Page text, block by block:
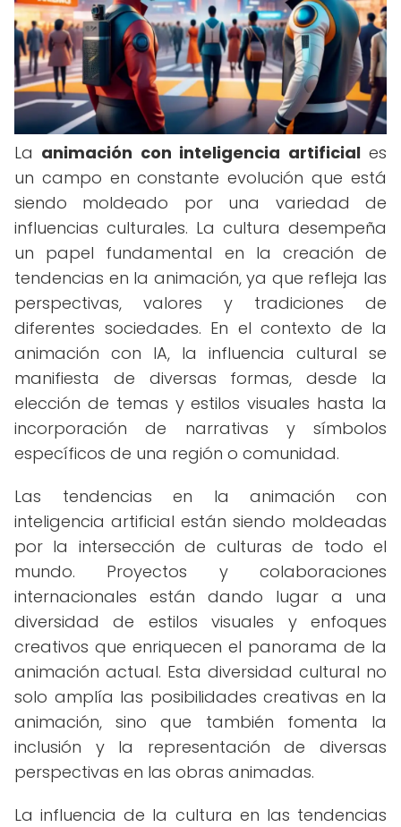
La animación con inteligencia artificiales
un campo en constante evolución que está
siendo moldeado por una variedad de
influencias culturales. La cultura desempeña
un papel fundamental en la creación de
tendencias en la animación, ya que refleja las
perspectivas, valores y tradiciones de
diferentes sociedades. En el contexto de la
animación con IA, la influencia cultural se
manifiesta de diversas formas, desde la
elección de temas y estilos visuales hasta la
incorporación de narrativas y símbolos
específicos de una región o comunidad.
Las tendencias en la animación con
inteligencia artificial están siendo moldeadas
por la intersección de culturas de todo el
mundo. Proyectos y colaboraciones
internacionales están dando lugar a una
diversidad de estilos visuales y enfoques
creativos que enriquecen el panorama de la
animación actual. Esta diversidad cultural no
solo amplía las posibilidades creativas en la
animación, sino que también fomenta la
inclusión y la representación de diversas
perspectivas en las obras animadas.
La influencia de la cultura en las tendencias